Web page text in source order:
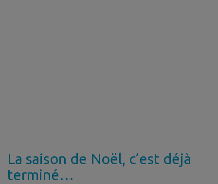
La saison de Noël, c’est déjà
terminé…